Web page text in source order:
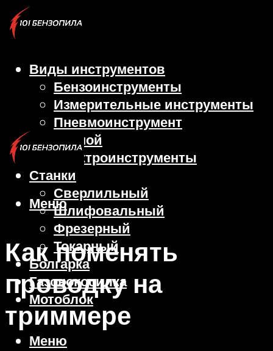
Виды инструментов
Бензоинструменты
Измерительные инструменты
Пневмоинструмент
Ручной
Электроинструменты
Станки
Сверлильный
Шлифовальный
Фрезерный
Токарный
Болгарка
Газонокосилка
Мотоблок
Меню
Меню
Как поменять
проводку на
триммере